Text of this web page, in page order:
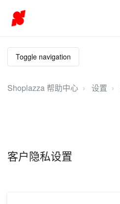
Toggle navigation
Shoplazza 帮助中心 设置
客户隐私设置